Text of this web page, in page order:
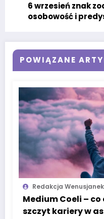
6 wrzesień znak
osobowość i
POWIĄZANE
Redakcja Wenusjanek
Medium Coeli –
szczyt kariery w